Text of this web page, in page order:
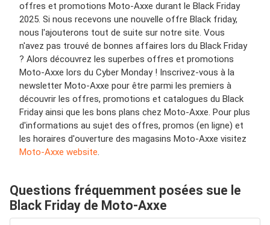
offres et promotions Moto-Axxe durant le Black Friday
2025. Si nous recevons une nouvelle offre Black friday,
nous l'ajouterons tout de suite sur notre site. Vous
n'avez pas trouvé de bonnes affaires lors du Black Friday
? Alors découvrez les superbes offres et promotions
Moto-Axxe lors du Cyber Monday ! Inscrivez-vous à la
newsletter Moto-Axxe pour être parmi les premiers à
découvrir les offres, promotions et catalogues du Black
Friday ainsi que les bons plans chez Moto-Axxe. Pour plus
d'informations au sujet des offres, promos (en ligne) et
les horaires d'ouverture des magasins Moto-Axxe visitez
Moto-Axxe website.
Questions fréquemment posées sue le
Black Friday de Moto-Axxe